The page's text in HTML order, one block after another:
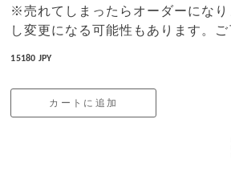
※売れてしまったらオーダーにな
し変更になる可能性もあります。ご
15180 JPY
カートに追加